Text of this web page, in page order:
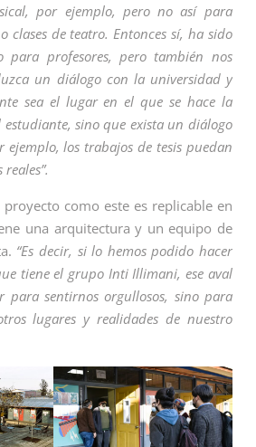
por ejemplo, pero no así para
clases de teatro. Entonces sí, ha sido
para profesores, pero también nos
un diálogo con la universidad y
sea el lugar en el que se hace la
sino que exista un diálogo
ejemplo, los trabajos de tesis puedan
como este es replicable en
una arquitectura y un equipo de
“Es decir, si lo hemos podido hacer
tiene el grupo Inti Illimani, ese aval
para sentirnos orgullosos, sino para
lugares y realidades de nuestro